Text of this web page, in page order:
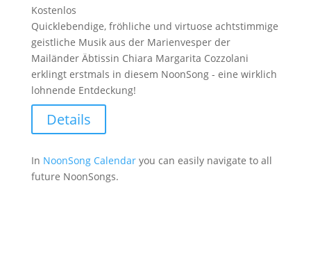
Kostenlos
Quicklebendige, fröhliche und virtuose achtstimmige
geistliche Musik aus der Marienvesper der
Mailänder Äbtissin Chiara Margarita Cozzolani
erklingt erstmals in diesem NoonSong - eine wirklich
lohnende Entdeckung!
Details
In NoonSong Calendaryou can easily navigate to all
future NoonSongs.